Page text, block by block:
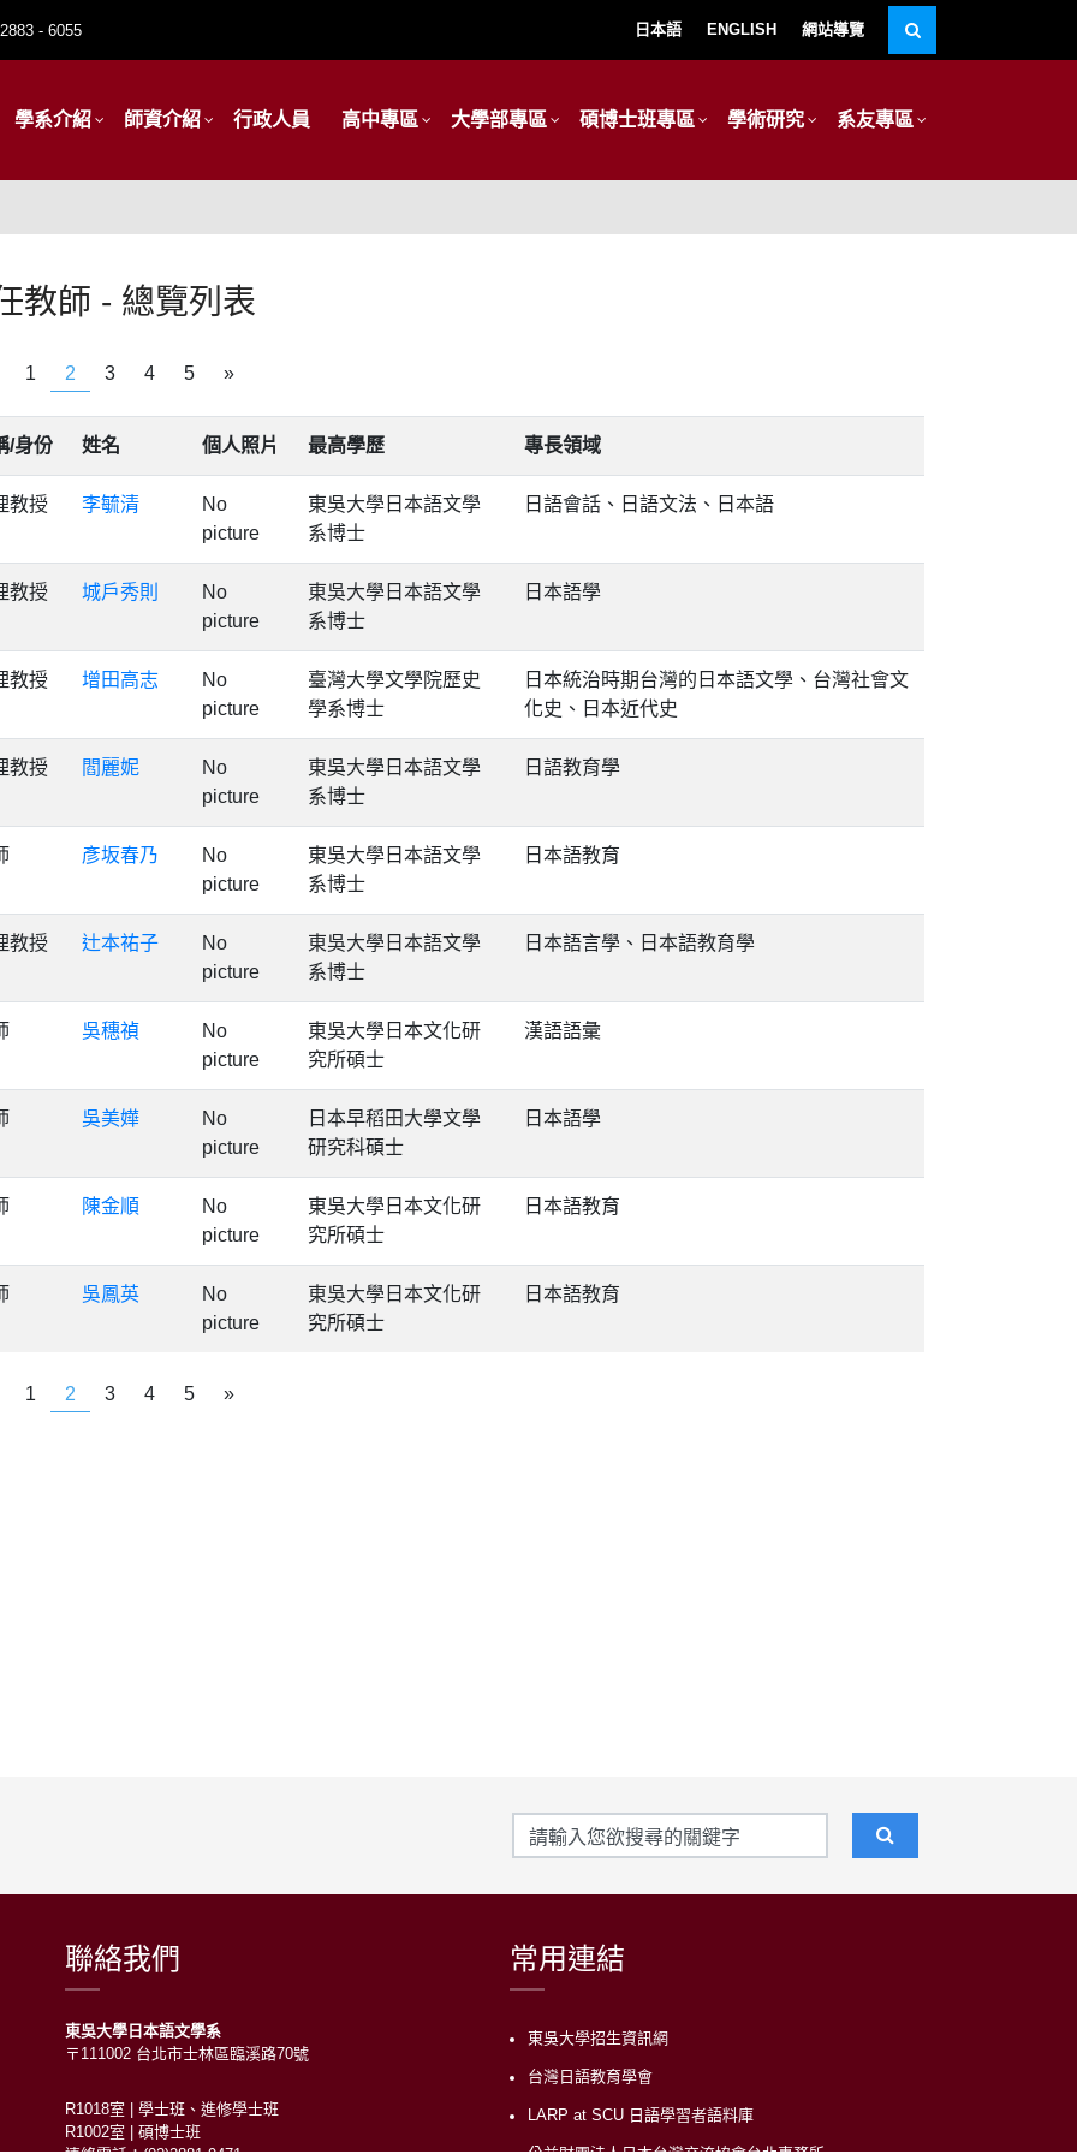
- 6055 日本語 ENGLISH 網站導覽
學系介紹 師資介紹 行政人員 高中專區 大學部專區 碩博士班專區 學術研究 系友專區
教師 - 總覽列表
1 2 3 4 5 »
/身份 姓名 個人照片 最高學歷 專長領域
教授 李毓清
No
picture
東吳大學日本語文學
系博士
日語會話、日語文法、日本語
教授 城戶秀則
No
picture
東吳大學日本語文學
系博士
日本語學
教授 增田高志
No
picture
臺灣大學文學院歷史
學系博士
日本統治時期台灣的日本語文學、台灣社會文
化史、日本近代史
教授 閻麗妮
No
picture
東吳大學日本語文學
系博士
日語教育學
彥坂春乃
No
picture
東吳大學日本語文學
系博士
日本語教育
教授 辻本祐子
No
picture
東吳大學日本語文學
系博士
日本語言學、日本語教育學
吳穗禎
No
picture
東吳大學日本文化研
究所碩士
漢語語彙
吳美嬅
No
picture
日本早稻田大學文學
研究科碩士
日本語學
陳金順
No
picture
東吳大學日本文化研
究所碩士
日本語教育
吳鳳英
No
picture
東吳大學日本文化研
究所碩士
日本語教育
1 2 3 4 5 »
聯絡我們
東吳大學日本語文學系
〒111002 台北市士林區臨溪路70號
R1018室 | 學士班、進修學士班
R1002室 | 碩博士班
常用連結
東吳大學招生資訊網
台灣日語教育學會
LARP at SCU 日語學習者語料庫